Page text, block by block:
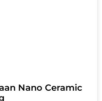
Nano Ceramic